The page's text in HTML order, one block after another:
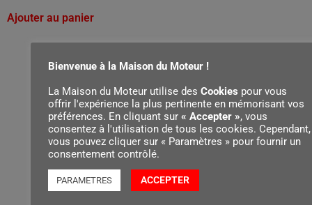
Ajouter au panier
Bienvenue à la Maison du Moteur !
La Maison du Moteur utilise des Cookies pour vous
offrir l'expérience la plus pertinente en mémorisant vos
préférences. En cliquant sur « Accepter », vous
consentez à l'utilisation de tous les cookies. Cependant,
vous pouvez cliquer sur « Paramètres » pour fournir un
consentement contrôlé.
PARAMETRES ACCEPTER